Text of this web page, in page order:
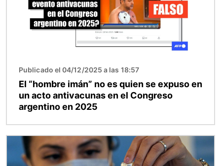
Publicado el 04/12/2025 a las 18:57
El “hombre imán” no es quien se expuso en
un acto antivacunas en el Congreso
argentino en 2025
Imagen